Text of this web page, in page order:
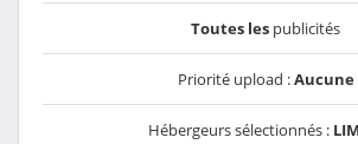
Toutes les publicités
Priorité upload :Aucune
Hébergeurs sélectionnés :